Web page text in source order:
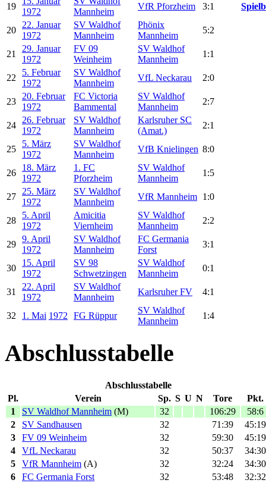
19
1972
Mannheim
VfR Pforzheim 3:1
20
22. Januar
1972
SV Waldhof
Mannheim
Phönix
Mannheim
5:2
21
29. Januar
1972
FV 09
Weinheim
SV Waldhof
Mannheim
1:1
22
5. Februar
1972
SV Waldhof
Mannheim
VfL Neckarau 2:0
23
20. Februar
1972
FC Victoria
Bammental
SV Waldhof
Mannheim
2:7
24
26. Februar
1972
SV Waldhof
Mannheim
Karlsruher SC
(Amat.)
2:1
25
5. März
1972
SV Waldhof
Mannheim
VfB Knielingen 8:0
26
18. März
1972
1. FC
Pforzheim
SV Waldhof
Mannheim
1:5
27
25. März
1972
SV Waldhof
Mannheim
VfR Mannheim 1:0
28
5. April
1972
Amicitia
Viernheim
SV Waldhof
Mannheim
2:2
29
9. April
1972
SV Waldhof
Mannheim
FC Germania
Forst
3:1
30
15. April
1972
SV 98
Schwetzingen
SV Waldhof
Mannheim
0:1
31
22. April
1972
SV Waldhof
Mannheim
Karlsruher FV 4:1
32 1. Mai 1972 FG Rüppur
SV Waldhof
Mannheim
1:4
Abschlusstabelle
Abschlusstabelle
Pl.
Verein Sp. S U N Tore
Pkt.
1
SV Waldhof Mannheim (M) 32 106:29
58:6
2
SV Sandhausen 32 71:39
45:19
3
FV 09 Weinheim 32 59:30
45:19
4
VfL Neckarau 32 50:37
34:30
5
VfR Mannheim (A) 32 32:24
34:30
6
FC Germania Forst 32 53:48
32:32